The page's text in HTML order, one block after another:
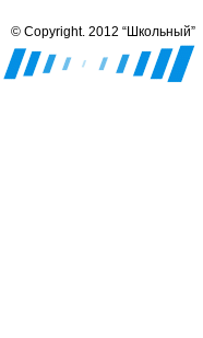
© Copyright. 2012 “Школьный”